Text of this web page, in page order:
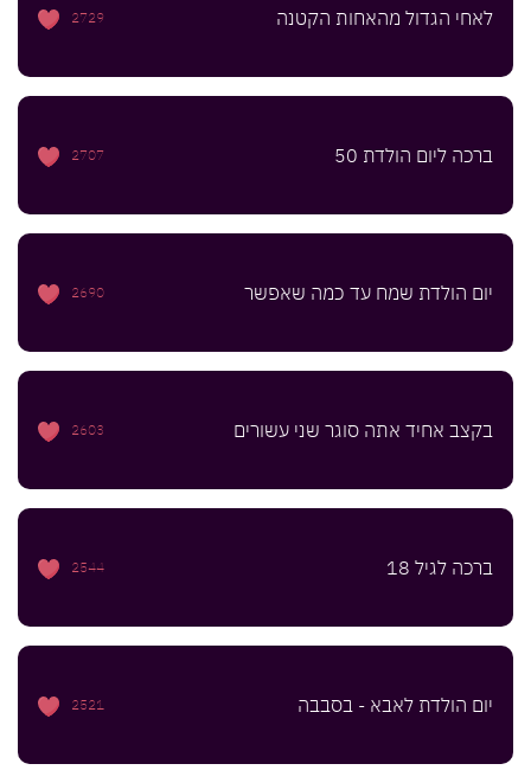
לאחי הגדול מהאחות הקטנה 2729
ברכה ליום הולדת 50 2707
יום הולדת שמח עד כמה שאפשר 2690
בקצב אחיד אתה סוגר שני עשורים 2603
ברכה לגיל 18 2544
יום הולדת לאבא - בסבבה 2521